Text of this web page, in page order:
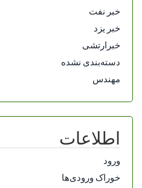
خبر نفت
خبر یزد
خبرارتشی
دسته‌بندی نشده
مهندس
اطلاعات
ورود
خوراک ورودی‌ها